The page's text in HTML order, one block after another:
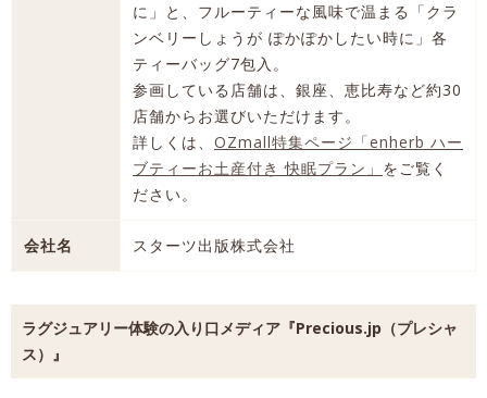
に」と、フルーティーな風味で温まる「クラ
ンベリーしょうが ぽかぽかしたい時に」各
ティーバッグ7包入。
参画している店舗は、銀座、恵比寿など約30
店舗からお選びいただけます。
詳しくは、 OZmall特集ページ「enherb ハー
ブティーお土産付き 快眠プラン」 をご覧く
ださい。
会社名 スターツ出版株式会社
ラグジュアリー体験の入り口メディア『Precious.jp（プレシャ
ス）』